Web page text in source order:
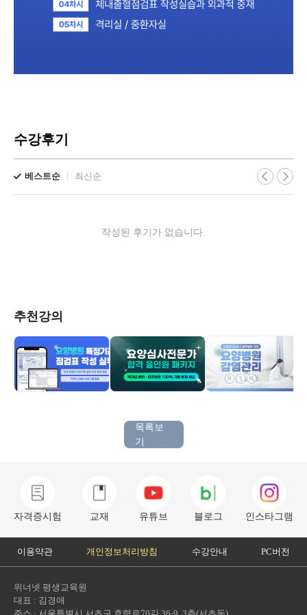
수강후기
베스트순 최신순
작성된 후기가 없습니다.
추천강의
목록보
기
자격증시험 교재 유튜브 블로그 인스타그램
이용약관 개인정보처리방침 수강안내 PC버전
위너넷 평생교육원
대표 : 김경애